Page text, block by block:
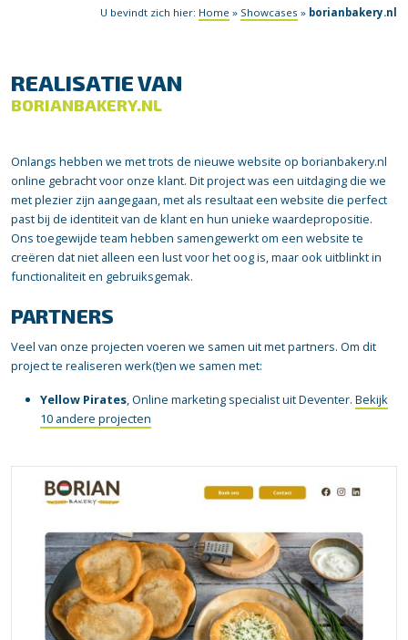
U bevindt zich hier: Home » Showcases » borianbakery.nl
REALISATIE VAN
BORIANBAKERY.NL
Onlangs hebben we met trots de nieuwe website op borianbakery.nl
online gebracht voor onze klant. Dit project was een uitdaging die we
met plezier zijn aangegaan, met als resultaat een website die perfect
past bij de identiteit van de klant en hun unieke waardepropositie.
Ons toegewijde team hebben samengewerkt om een website te
creëren dat niet alleen een lust voor het oog is, maar ook uitblinkt in
functionaliteit en gebruiksgemak.
PARTNERS
Veel van onze projecten voeren we samen uit met partners. Om dit
project te realiseren werk(t)en we samen met:
Yellow Pirates, Online marketing specialist uit Deventer. Bekijk
10 andere projecten